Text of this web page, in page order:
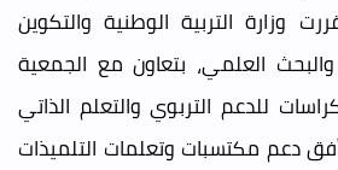
وزارة التربية الوطنية والتكوين
العلمي، بتعاون مع الجمعية
للدعم التربوي والتعلم الذاتي
دعم مكتسبات وتعلمات التلميذات